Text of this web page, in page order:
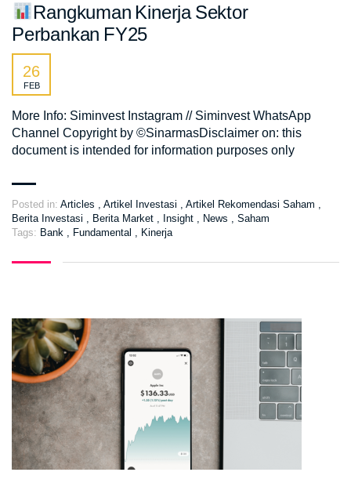
Rangkuman Kinerja Sektor
Perbankan FY25
26
FEB
More Info: Siminvest Instagram // Siminvest WhatsApp
Channel Copyright by ©️SinarmasDisclaimer on: this
document is intended for information purposes only
Posted in: Articles Artikel Investasi Artikel Rekomendasi Saham
Berita Investasi
Berita Market Insight News
Saham
Tags: Bank Fundamental Kinerja